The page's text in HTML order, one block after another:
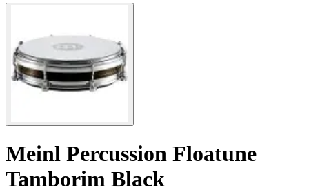
Meinl Percussion Floatune
Tamborim Black